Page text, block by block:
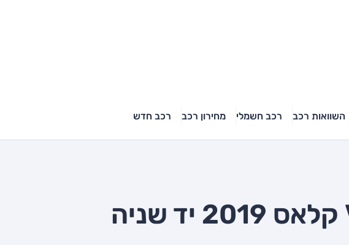
השוואות רכב רכב חשמלי מחירון רכב רכב חדש